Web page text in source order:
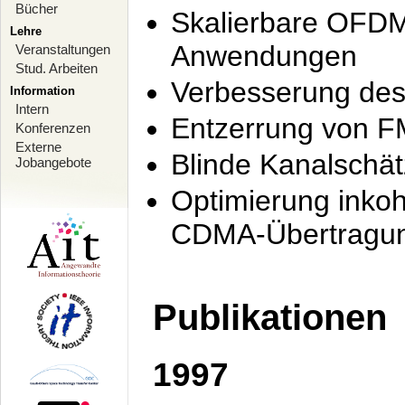
Bücher
Lehre
Veranstaltungen
Stud. Arbeiten
Information
Intern
Konferenzen
Externe
Jobangebote
Skalierbare
Anwendungen
Verbesserung
Entzerrung von
Blinde
Optimierung
CDMA-
Publikationen
1997